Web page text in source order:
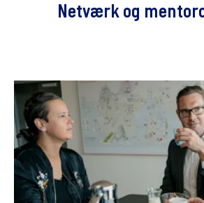
Netværk og